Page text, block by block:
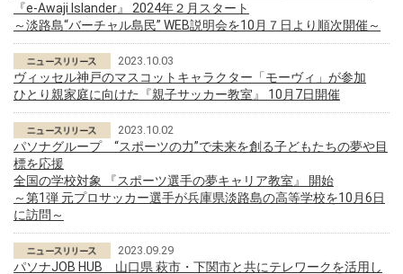
『e-Awaji Islander』 2024年２月スタート
～淡路島“バーチャル島民” WEB説明会を10月７日より順次開催～
2023.10.03
ヴィッセル神戸のマスコットキャラクター「モーヴィ」が参加
ひとり親家庭に向けた『親子サッカー教室』 10月7日開催
2023.10.02
パソナグループ “スポーツの力”で未来を創る子どもたちの夢や目
標を応援
全国の学校対象 『スポーツ選手の夢キャリア教室』 開始
～第1弾 元プロサッカー選手が兵庫県淡路島の高等学校を10月6日
に訪問～
2023.09.29
パソナJOB HUB 山口県 萩市・下関市と共にテレワークを活用し